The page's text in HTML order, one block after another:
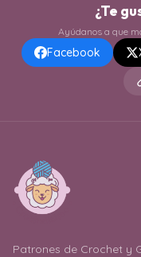
¿Te
Ayúdanos a que
Facebook
Patrones de Crochet y